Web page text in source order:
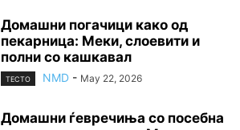
Домашни погачици како од
пекарница: Меки, слоевити и
полни со кашкавал
ТЕСТО NMD - May 22, 2026
Домашни ѓевречиња со посебна